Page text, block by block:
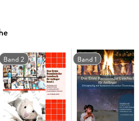
es kaum eine effizientere Methode
bieten eine parallele
das Erlernen einer Sprache in
Auf einem Blick kann hier sofort
Wörter bedeuten - denn die
meist auf derselben Seite. So
Spaß und gelingt spielend leicht.
Band 2 Band 1